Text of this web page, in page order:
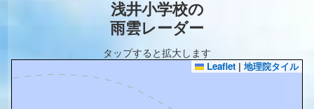
浅井小学校の
雨雲レーダー
タップすると拡大します
Leaflet | 地理院タイル